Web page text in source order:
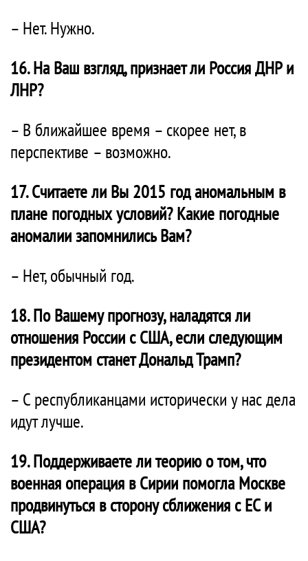
– Нет. Нужно.
16. На Ваш взгляд, признает ли Россия ДНР и
ЛНР?
– В ближайшее время – скорее нет, в
перспективе – возможно.
17. Считаете ли Вы 2015 год аномальным в
плане погодных условий? Какие погодные
аномалии запомнились Вам?
– Нет, обычный год.
18. По Вашему прогнозу, наладятся ли
отношения России с США, если следующим
президентом станет Дональд Трамп?
– С республиканцами исторически у нас дела
идут лучше.
19. Поддерживаете ли теорию о том, что
военная операция в Сирии помогла Москве
продвинуться в сторону сближения с ЕС и
США?